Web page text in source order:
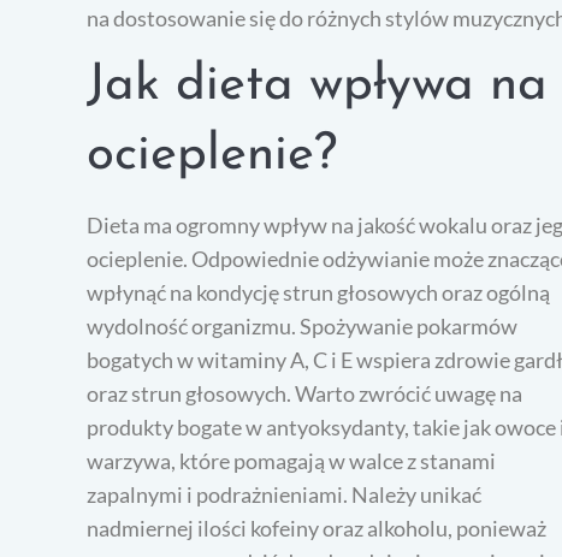
na dostosowanie się do różnych stylów
Jak dieta wpływa
ocieplenie?
Dieta ma ogromny wpływ na jakość wokalu oraz
ocieplenie. Odpowiednie odżywianie może
wpłynąć na kondycję strun głosowych oraz ogólną
wydolność organizmu. Spożywanie pokarmów
bogatych w witaminy A, C i E wspiera zdrowie
oraz strun głosowych. Warto zwrócić uwagę na
produkty bogate w antyoksydanty, takie jak owoce
warzywa, które pomagają w walce z stanami
zapalnymi i podrażnieniami. Należy unikać
nadmiernej ilości kofeiny oraz alkoholu, ponieważ